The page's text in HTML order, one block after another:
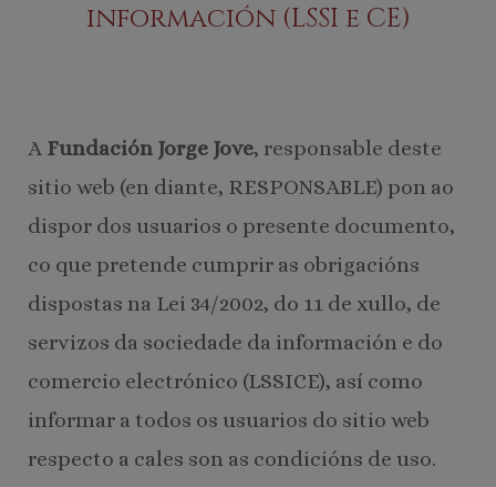
información (LSSI e CE)
A Fundación Jorge Jove, responsable deste
sitio web (en diante, RESPONSABLE) pon ao
dispor dos usuarios o presente documento,
co que pretende cumprir as obrigacións
dispostas na Lei 34/2002, do 11 de xullo, de
servizos da sociedade da información e do
comercio electrónico (LSSICE), así como
informar a todos os usuarios do sitio web
respecto a cales son as condicións de uso.